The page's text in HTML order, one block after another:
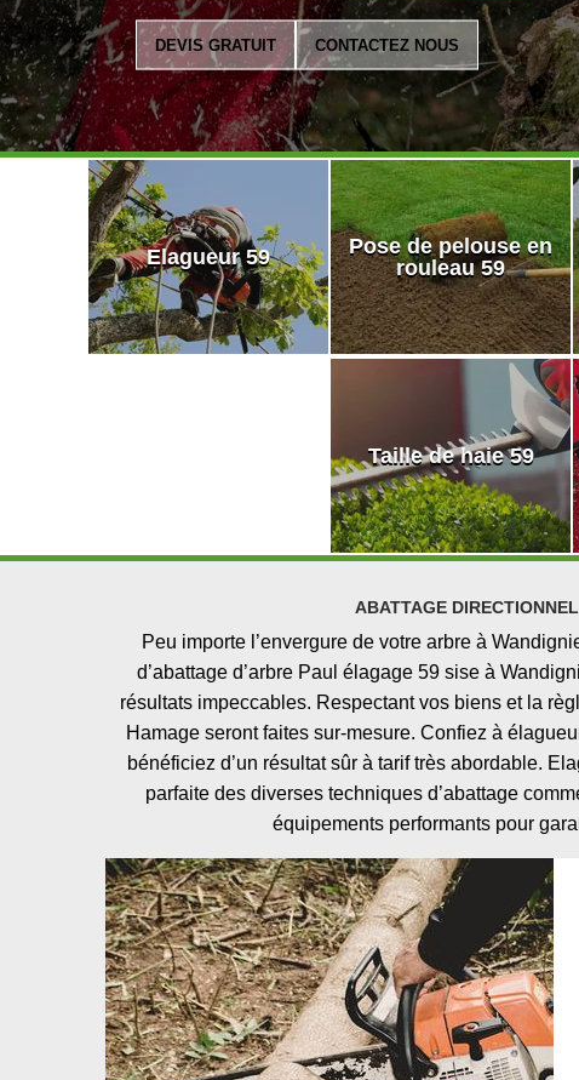
DEVIS GRATUIT CONTACTEZ NOUS
Elagueur 59
Pose de pelouse en
rouleau 59
Taille de haie 59
ABATTAGE
Peu importe l’envergure de votre arbre à
d’abattage d’arbre Paul élagage 59 sise à
résultats impeccables. Respectant vos biens et la
Hamage seront faites sur-mesure. Confiez à
bénéficiez d’un résultat sûr à tarif très abordable.
parfaite des diverses techniques d’abattage
équipements performants pour